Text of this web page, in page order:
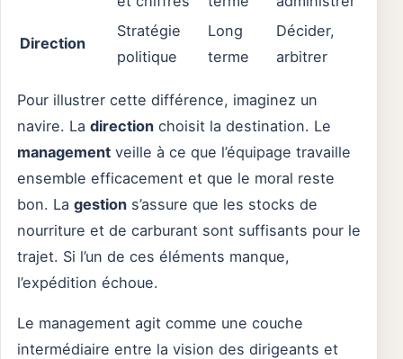
Direction
Stratégie
politique
Long
terme
Décider,
arbitrer
Pour illustrer cette différence, imaginez un
navire. La direction choisit la destination. Le
management veille à ce que l’équipage travaille
ensemble efficacement et que le moral reste
bon. La gestion s’assure que les stocks de
nourriture et de carburant sont suffisants pour le
trajet. Si l’un de ces éléments manque,
l’expédition échoue.
Le management agit comme une couche
intermédiaire entre la vision des dirigeants et